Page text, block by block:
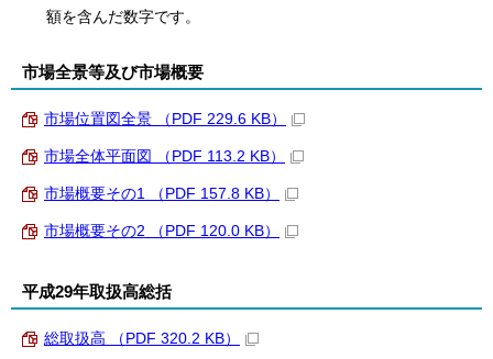
額を含んだ数字です。
市場全景等及び市場概要
市場位置図全景 （PDF 229.6 KB）
市場全体平面図 （PDF 113.2 KB）
市場概要その1 （PDF 157.8 KB）
市場概要その2 （PDF 120.0 KB）
平成29年取扱高総括
総取扱高 （PDF 320.2 KB）